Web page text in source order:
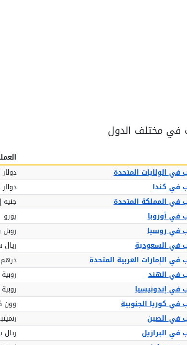
في مختلف الدول
الولايات المتحدة
في كندا
في المملكة المتحدة
جنيه
في أوروبا
يورو
في روسيا
في السعودية
الإمارات العربية المتحدة
درهم
في الهند
في إندونيسيا
كوريا الجنوبية
وون
في الصين
البرازيل
ريال